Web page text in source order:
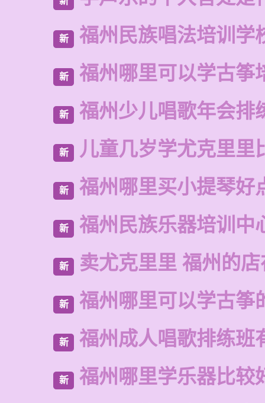
新 福州民族唱法培训学
新 福州哪里可以学古筝
新 福州少儿唱歌年会排
新 儿童几岁学尤克里里
新 福州哪里买小提琴好
新 福州民族乐器培训中
新 卖尤克里里 福州的
新 福州哪里可以学古筝
新 福州成人唱歌排练班
新 福州哪里学乐器比较